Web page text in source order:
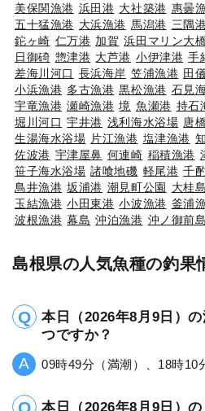
美保関漁港 浜田港 大社築港 惠曇
五十猛漁港 大浜漁港 馬潟港 三隅
鉈ヶ崎 仁万港 加賀 浜田マリン大
日御碕 惣津港 大芦港 小伊津港 手
差海川河口 長浜海岸 笠浦漁港 田
小浜漁港 多古漁港 黒松漁港 石見
宇竜漁港 瀬崎漁港 境 魚瀬港 持石
堀川河口 宇井港 浅利海水浴場 唐
生湯海水浴場 片江漁港 塩津漁港
佐波港 宇津屋鼻 何連崎 稲積漁港
笹子海水浴場 諸喰地磯 軽尾港 千
鳥井漁港 坂浦港 潮見町公園 大桂島
玉結漁港 小田東港 小波漁港 釜浦
波根漁港 幕島 沖泊漁港 沖ノ御前島
島根県の人気魚種の釣果
本日（2026年8月9日）
つですか？
09時49分（満潮）、18時10
本日（2026年8月9日）